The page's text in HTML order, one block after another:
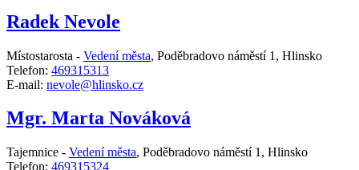
Radek Nevole
Místostarosta - Vedení města, Poděbradovo náměstí 1, Hlinsko
Telefon: 469315313
E-mail: nevole@hlinsko.cz
Mgr. Marta Nováková
Tajemnice - Vedení města, Poděbradovo náměstí 1, Hlinsko
Telefon: 469315324